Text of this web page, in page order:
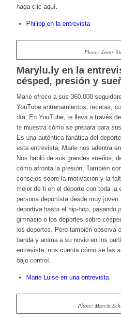
haga clic aquí.
Philipp en la entrevista
Photo: Jenny
Marylu.ly en la
césped, presión y
Marie ofrece a sus 360.000
YouTube entrenamientos, recetas,
día. En YouTube, te lleva a través
te muestra cómo se prepara para
Es una auténtica fanática del
esta entrevista, Marie nos adentra
Nos habló de sus grandes sueños,
cómo afronta la presión. También
consejos sobre la motivación y la
mejor de ti en el deporte con toda la
persona deportista desde muy
deportiva hasta el hip-hop, pasando
gimnasio o los deportes sobre
los deportes. Pero también observa
banda y anima a su novio en los
entrevista, nos cuenta cómo se las
bajo control.
Marie Luise en una entrevista
Photo: Marvin